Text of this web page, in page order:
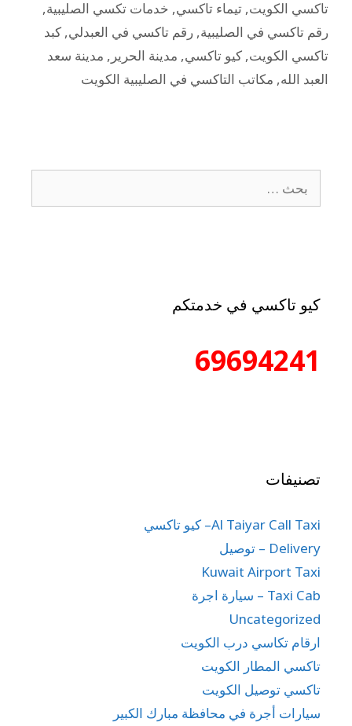
تاكسي الكويت, تيماء تاكسي, خدمات تكسي الصليبية,
رقم تاكسي في الصليبية, رقم تاكسي في العبدلي, كبد
تاكسي الكويت, كيو تاكسي, مدينة الحرير , مدينة سعد
العبد الله, مكاتب التاكسي في الصليبية الكويت
كيو تاكسي في خدمتكم
69694241
تصنيفات
Al Taiyar Call Taxi– كيو تاكسي
Delivery – توصيل
Kuwait Airport Taxi
Taxi Cab – سيارة اجرة
Uncategorized
ارقام تكاسي درب الكويت
تاكسي المطار الكويت
تاكسي توصيل الكويت
سيارات أجرة في محافظة مبارك الكبير